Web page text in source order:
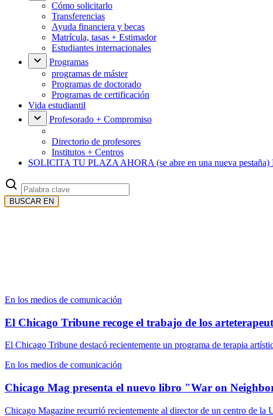
Cómo solicitarlo
Transferencias
Ayuda financiera y becas
Matrícula, tasas + Estimador
Estudiantes internacionales
Programas
programas de máster
Programas de doctorado
Programas de certificación
Vida estudiantil
Profesorado + Compromiso
Directorio de profesores
Institutos + Centros
SOLICITA TU PLAZA AHORA (se abre en una nueva pestaña)
BUSCAR EN
En los medios de comunicación
El Chicago Tribune recoge el trabajo de los
El Chicago Tribune destacó recientemente un programa de terapia
En los medios de comunicación
Chicago Mag presenta el nuevo libro "War on
Chicago Magazine recurrió recientemente al director de un centro de